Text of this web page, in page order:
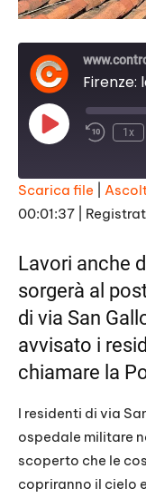
Play
Episode
1x
SHARE
EMBED
Scarica file
00:01:37
Lavori anche
sorgerà al
di via San
avvisato i
chiamare la
I residenti di via
ospedale militare
scoperto che le
copriranno il cielo